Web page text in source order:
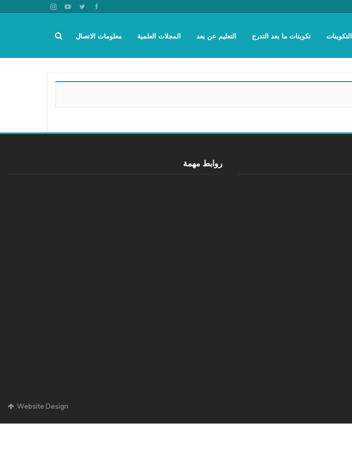
التكوينات تكوينات ما بعد التدرج التعليم عن بعد المجلات العلمية معلومات الاتصال
روابط مهمة
Website Design: